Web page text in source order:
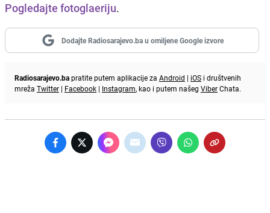
Pogledajte fotoglaeriju.
Dodajte Radiosarajevo.ba u omiljene Google izvore
Radiosarajevo.bapratite putem aplikacije za Android | iOS i društvenih
mreža Twitter | Facebook | Instagram, kao i putem našeg ViberChata.